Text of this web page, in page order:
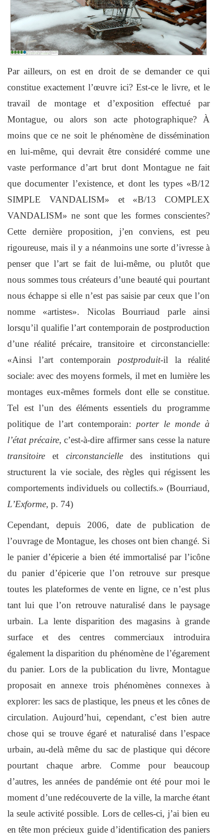
Par ailleurs, on est en droit de se demander ce qui
constitue exactement l’œuvre ici? Est-ce le livre, et le
travail de montage et d’exposition effectué par
Montague, ou alors son acte photographique? À
moins que ce ne soit le phénomène de dissémination
en lui-même, qui devrait être considéré comme une
vaste performance d’art brut dont Montague ne fait
que documenter l’existence, et dont les types «B/12
SIMPLE VANDALISM» et «B/13 COMPLEX
VANDALISM» ne sont que les formes conscientes?
Cette dernière proposition, j’en conviens, est peu
rigoureuse, mais il y a néanmoins une sorte d’ivresse à
penser que l’art se fait de lui-même, ou plutôt que
nous sommes tous créateurs d’une beauté qui pourtant
nous échappe si elle n’est pas saisie par ceux que l’on
nomme «artistes». Nicolas Bourriaud parle ainsi
lorsqu’il qualifie l’art contemporain de postproduction
d’une réalité précaire, transitoire et circonstancielle:
«Ainsi l’art contemporain postproduit-il la réalité
sociale: avec des moyens formels, il met en lumière les
montages eux-mêmes formels dont elle se constitue.
Tel est l’un des éléments essentiels du programme
politique de l’art contemporain: porter le monde à
l’état précaire, c’est-à-dire affirmer sans cesse la nature
transitoire et circonstancielle des institutions qui
structurent la vie sociale, des règles qui régissent les
comportements individuels ou collectifs.» (Bourriaud,
L’Exforme, p. 74)
Cependant, depuis 2006, date de publication de
l’ouvrage de Montague, les choses ont bien changé. Si
le panier d’épicerie a bien été immortalisé par l’icône
du panier d’épicerie que l’on retrouve sur presque
toutes les plateformes de vente en ligne, ce n’est plus
tant lui que l’on retrouve naturalisé dans le paysage
urbain. La lente disparition des magasins à grande
surface et des centres commerciaux introduira
également la disparition du phénomène de l’égarement
du panier. Lors de la publication du livre, Montague
proposait en annexe trois phénomènes connexes à
explorer: les sacs de plastique, les pneus et les cônes de
circulation. Aujourd’hui, cependant, c’est bien autre
chose qui se trouve égaré et naturalisé dans l’espace
urbain, au-delà même du sac de plastique qui décore
pourtant chaque arbre. Comme pour beaucoup
d’autres, les années de pandémie ont été pour moi le
moment d’une redécouverte de la ville, la marche étant
la seule activité possible. Lors de celles-ci, j’ai bien eu
en tête mon précieux guide d’identification des paniers